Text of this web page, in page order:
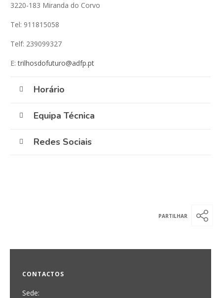
3220-183 Miranda do Corvo
Tel: 911815058
Telf: 239099327
E:trilhosdofuturo@adfp.pt
Horário
Equipa Técnica
Redes Sociais
CONTACTOS
Sede: